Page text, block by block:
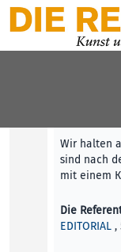
DIE REFERENTIN
Wir halten
sind nach
mit einem
Die
EDITORIAL ,